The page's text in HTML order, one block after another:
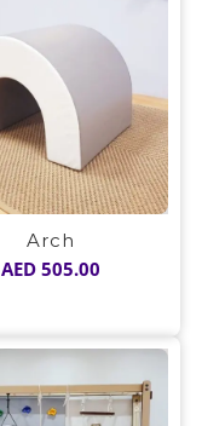
Arch
AED505.00